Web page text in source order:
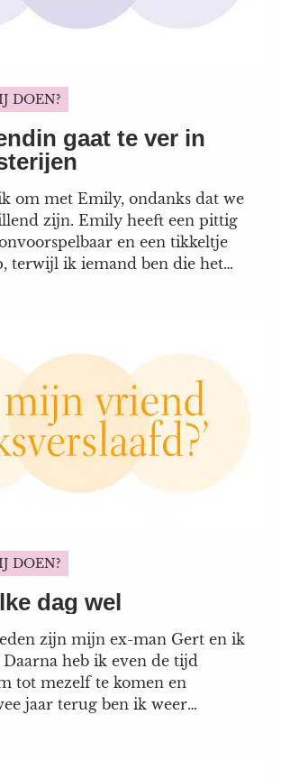
DOEN?
gaat te ver in
om met Emily, ondanks dat we
zijn. Emily heeft een pittig
en een tikkeltje
terwijl ik iemand ben die het
ze...
DOEN?
dag wel
zijn mijn ex-man Gert en ik
Daarna heb ik even de tijd
tot mezelf te komen en
jaar terug ben ik weer